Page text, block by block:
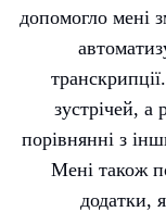
допомогло мені
зустрічей, а
порівнянні з
Мені також
додатки,